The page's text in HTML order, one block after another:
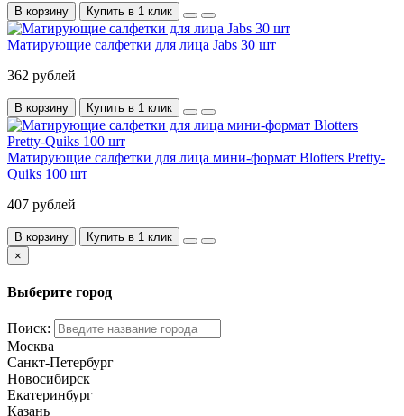
В корзину Купить в 1 клик
Матирующие салфетки для лица Jabs 30 шт
362 рублей
В корзину Купить в 1 клик
Матирующие салфетки для лица мини-формат Blotters Pretty-
Quiks 100 шт
407 рублей
В корзину
Купить в 1 клик
×
Выберите город
Поиск:
Москва
Санкт-Петербург
Новосибирск
Екатеринбург
Казань